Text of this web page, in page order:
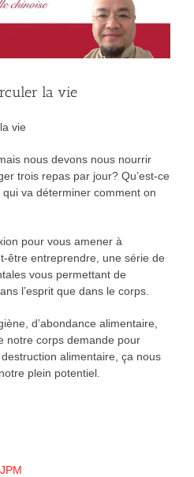
la vie
vie
nous devons nous nourrir
trois repas par jour? Qu’est-ce
qui va déterminer comment on
pour vous amener à
être entreprendre, une série de
vous permettant de
l’esprit que dans le corps.
d’abondance alimentaire,
notre corps demande pour
alimentaire, ça nous
plein potentiel.